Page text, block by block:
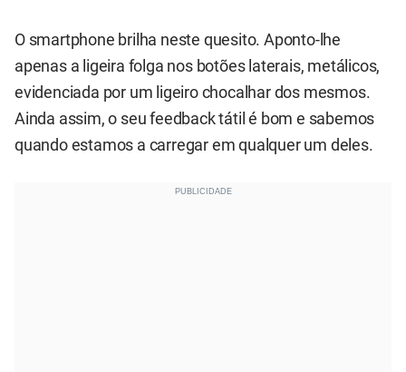
O smartphone brilha neste quesito. Aponto-lhe
apenas a ligeira folga nos botões laterais, metálicos,
evidenciada por um ligeiro chocalhar dos mesmos.
Ainda assim, o seu feedback tátil é bom e sabemos
quando estamos a carregar em qualquer um deles.